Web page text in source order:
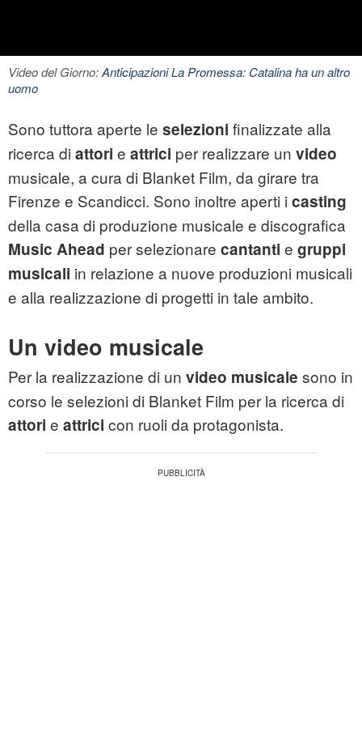
Video del Giorno:Anticipazioni La Promessa: Catalina ha un altro
uomo
Sono tuttora aperte le selezioni finalizzate alla
ricerca di attori e attrici per realizzare un video
musicale, a cura di Blanket Film, da girare tra
Firenze e Scandicci. Sono inoltre aperti i casting
della casa di produzione musicale e discografica
Music Ahead per selezionare cantanti e gruppi
musicali in relazione a nuove produzioni musicali
e alla realizzazione di progetti in tale ambito.
Un video musicale
Per la realizzazione di un video musicale sono in
corso le selezioni di Blanket Film per la ricerca di
attori e attrici con ruoli da protagonista.